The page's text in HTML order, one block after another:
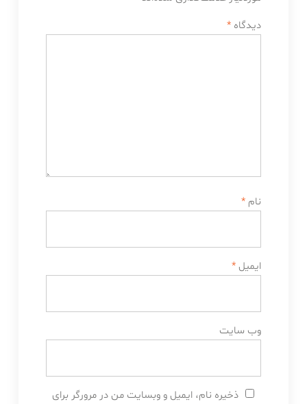
دیدگاه *
نام *
ایمیل *
وب‌ سایت
ذخیره نام، ایمیل و وبسایت من در مرورگر برای